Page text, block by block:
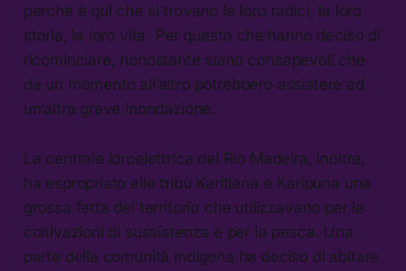
perché è qui che si trovano le loro radici, la loro
storia, la loro vita. Per questo che hanno deciso di
ricominciare, nonostante siano consapevoli che
da un momento all’altro potrebbero assistere ad
un’altra grave inondazione.
La centrale idroelettrica del Rio Madeira, inoltre,
ha espropriato alle tribù Karitiana e Karipuna una
grossa fetta del territorio che utilizzavano per le
coltivazioni di sussistenza e per la pesca. Una
parte della comunità indigena ha deciso di abitare